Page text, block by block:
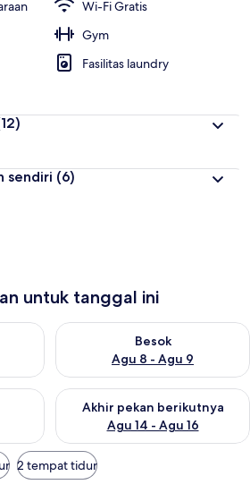
Wi-Fi Gratis
Gym
Fasilitas laundry
sendiri (6)
untuk tanggal ini
malam ini Agu 7 - Agu 8
Besok
Agu 8 - Agu 9
Periksa ketersediaan untuk
akhir pekan ini Agu 7 - Agu 9
Akhir pekan berikutnya
Agu 14 - Agu 16
Periksa ketersediaan untuk
2 tempat tidur